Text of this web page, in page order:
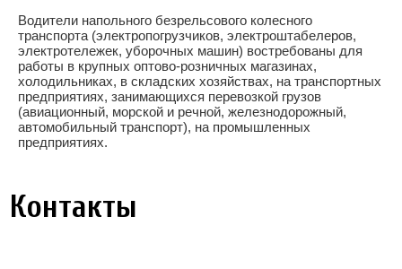
Водители напольного безрельсового колесного
транспорта (электропогрузчиков, электроштабелеров,
электротележек, уборочных машин) востребованы для
работы в крупных оптово-розничных магазинах,
холодильниках, в складских хозяйствах, на транспортных
предприятиях, занимающихся перевозкой грузов
(авиационный, морской и речной, железнодорожный,
автомобильный транспорт), на промышленных
предприятиях.
Контакты